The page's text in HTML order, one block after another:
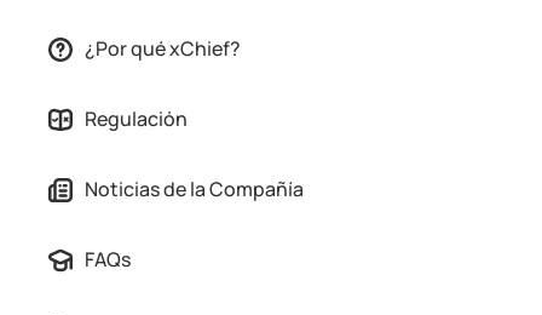
¿Por qué xChief?
Regulación
Noticias de la Compañía
FAQs